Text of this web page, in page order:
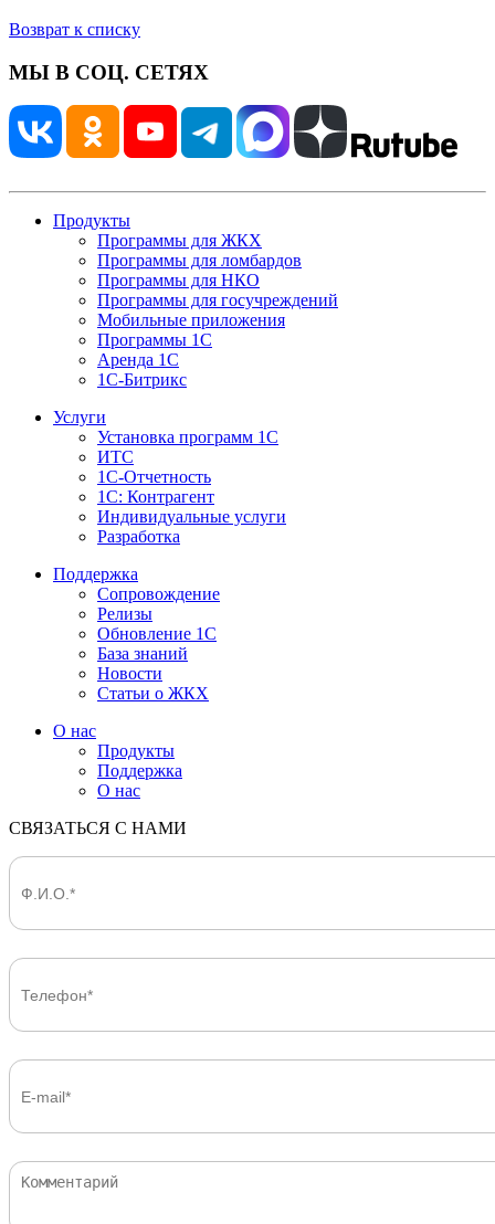
Возврат к списку
МЫ В СОЦ. СЕТЯХ
Продукты
Программы для ЖКХ
Программы для ломбардов
Программы для НКО
Программы для госучреждений
Мобильные приложения
Программы 1С
Аренда 1С
1С-Битрикс
Услуги
Установка программ 1С
ИТС
1С-Отчетность
1С: Контрагент
Индивидуальные услуги
Разработка
Поддержка
Сопровождение
Релизы
Обновление 1С
База знаний
Новости
Статьи о ЖКХ
О нас
Продукты
Поддержка
О нас
СВЯЗАТЬСЯ С НАМИ